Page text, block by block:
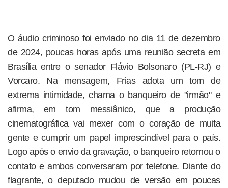
O áudio criminoso foi enviado no dia 11 de dezembro
de 2024, poucas horas após uma reunião secreta em
Brasília entre o senador Flávio Bolsonaro (PL-RJ) e
Vorcaro. Na mensagem, Frias adota um tom de
extrema intimidade, chama o banqueiro de "irmão" e
afirma, em tom messiânico, que a produção
cinematográfica vai mexer com o coração de muita
gente e cumprir um papel imprescindível para o país.
Logo após o envio da gravação, o banqueiro retornou o
contato e ambos conversaram por telefone. Diante do
flagrante, o deputado mudou de versão em poucas